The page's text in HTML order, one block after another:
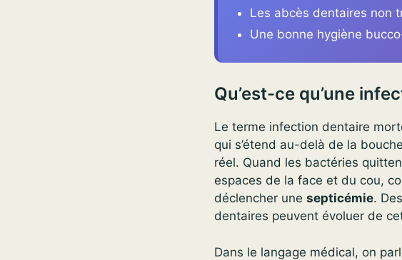
Les abcès dentaires non
Une bonne hygiène
Qu’est-ce qu’une
Le terme infection dentaire
qui s’étend au-delà de la
réel. Quand les bactéries
espaces de la face et du cou,
déclencher une septicémie.
dentaires peuvent évoluer de
Dans le langage médical, on